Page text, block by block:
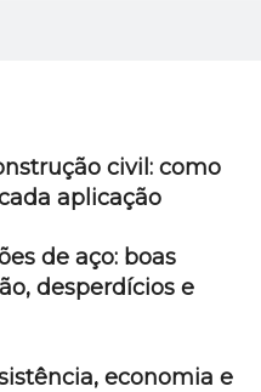
civil: como
aplicação
de aço: boas
desperdícios e
economia e